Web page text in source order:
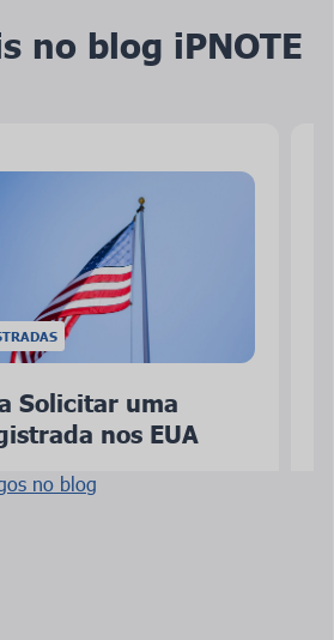
no blog iPNOTE
Solicitar uma
nos EUA
no blog